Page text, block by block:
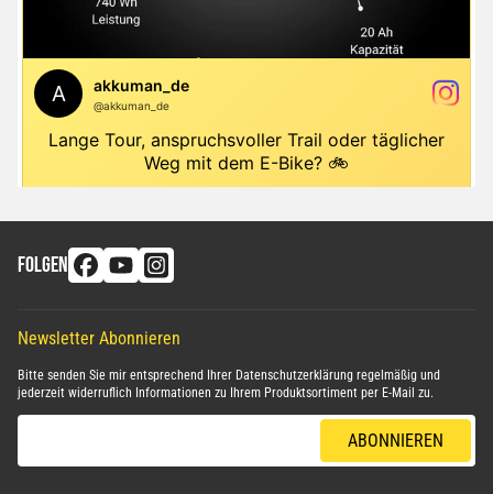
FOLGEN
Newsletter Abonnieren
Bitte senden Sie mir entsprechend Ihrer Datenschutzerklärung regelmäßig und
jederzeit widerruflich Informationen zu Ihrem Produktsortiment per E-Mail zu.
ABONNIEREN